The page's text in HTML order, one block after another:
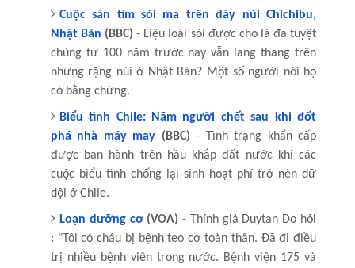
Cuộc săn tìm sói ma trên dãy núi Chichibu,
Nhật Bản (BBC) - Liệu loài sói được cho là đã tuyệt
chủng từ 100 năm trước nay vẫn lang thang trên
những rặng núi ở Nhật Bản? Một số người nói họ
có bằng chứng.
Biểu tình Chile: Năm người chết sau khi đốt
phá nhà máy may (BBC) - Tình trạng khẩn cấp
được ban hành trên hầu khắp đất nước khi các
cuộc biểu tình chống lại sinh hoạt phí trở nên dữ
dội ở Chile.
Loạn dưỡng cơ(VOA) - Thính giả Duytan Do hỏi
: "Tôi có cháu bị bệnh teo cơ toàn thân. Đã đi điều
trị nhiều bệnh viên trong nước. Bệnh viện 175 và